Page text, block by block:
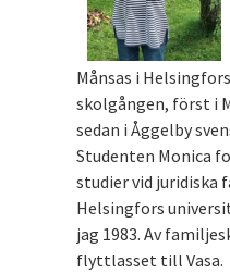
Månsas i
skolgången, först i
sedan i Åggelby
Studenten Monica
studier vid juridiska
Helsingfors
jag 1983. Av
flyttlasset till Vasa.